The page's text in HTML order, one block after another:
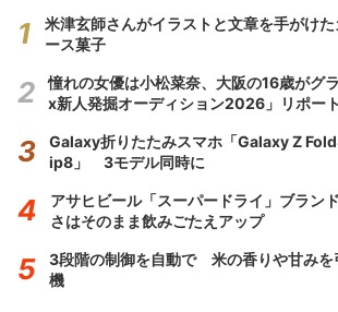
米津玄師さんがイラストと文章を手がけ
ース菓子
憧れの女優は小松菜奈、大阪の16歳が
x新人発掘オーディション2026」リポート
Galaxy折りたたみスマホ「Galaxy Z
ip8」 3モデル同時に
アサヒビール「スーパードライ」ブラン
さはそのまま飲みごたえアップ
3段階の制御を自動で 米の香りや甘みを
機